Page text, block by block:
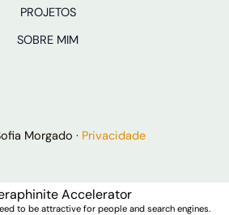
PROJETOS
SOBRE MIM
Morgado · Privacidade
Accelerator
to be attractive for people and search engines.